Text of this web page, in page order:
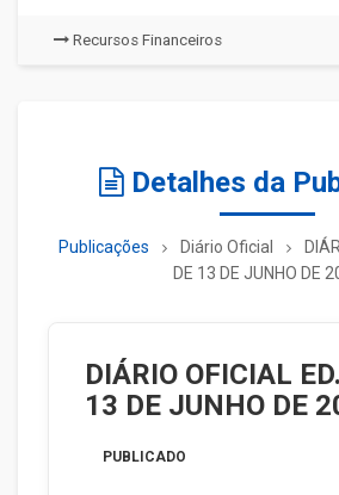
Recursos Financeiros
Detalhes da
Publicações Diário Oficial
DE 13 DE JUNHO DE
DIÁRIO OFICIAL
13 DE JUNHO DE
PUBLICADO